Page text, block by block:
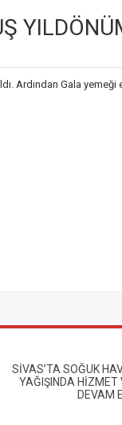
Ardından Gala
SİVAS’TA SOĞUK
YAĞIŞINDA HİZMET
DEVAM